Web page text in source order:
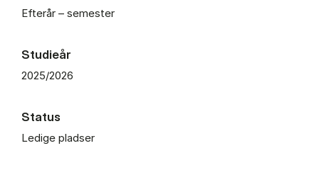
Efterår – semester
Studieår
2025/2026
Status
Ledige pladser